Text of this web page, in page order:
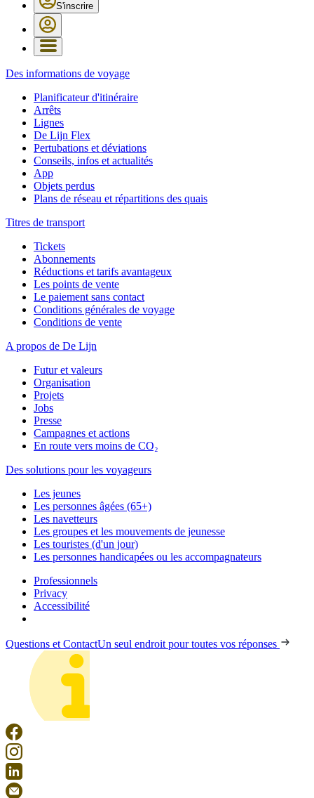
S'inscrire
Des informations de voyage
Planificateur d'itinéraire
Arrêts
Lignes
De Lijn Flex
Pertubations et déviations
Conseils, infos et actualités
App
Objets perdus
Plans de réseau et répartitions des quais
Titres de transport
Tickets
Abonnements
Réductions et tarifs avantageux
Les points de vente
Le paiement sans contact
Conditions générales de voyage
Conditions de vente
A propos de De Lijn
Futur et valeurs
Organisation
Projets
Jobs
Presse
Campagnes et actions
En route vers moins de CO₂
Des solutions pour les voyageurs
Les jeunes
Les personnes âgées (65+)
Les navetteurs
Les groupes et les mouvements de jeunesse
Les touristes (d'un jour)
Les personnes handicapées ou les accompagnateurs
Professionnels
Privacy
Accessibilité
Questions et ContactUn seul endroit pour toutes vos réponses